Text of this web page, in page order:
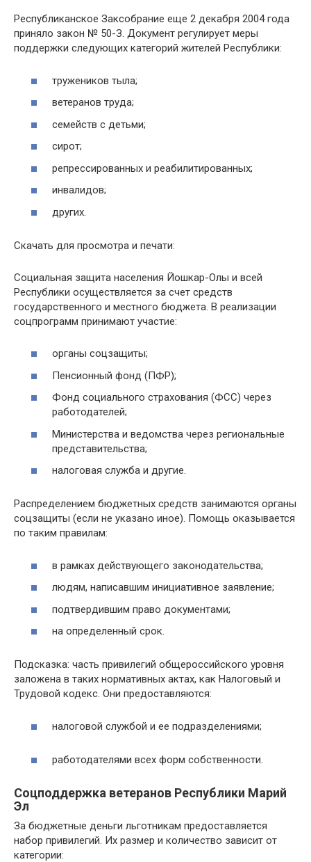
Республиканское Заксобрание еще 2 декабря 2004 года
приняло закон № 50-З. Документ регулирует меры
поддержки следующих категорий жителей Республики:
тружеников тыла;
ветеранов труда;
семейств с детьми;
сирот;
репрессированных и реабилитированных;
инвалидов;
других.
Скачать для просмотра и печати:
Социальная защита населения Йошкар-Олы и всей
Республики осуществляется за счет средств
государственного и местного бюджета. В реализации
соцпрограмм принимают участие:
органы соцзащиты;
Пенсионный фонд (ПФР);
Фонд социального страхования (ФСС) через
работодателей;
Министерства и ведомства через региональные
представительства;
налоговая служба и другие.
Распределением бюджетных средств занимаются органы
соцзащиты (если не указано иное). Помощь оказывается
по таким правилам:
в рамках действующего законодательства;
людям, написавшим инициативное заявление;
подтвердившим право документами;
на определенный срок.
Подсказка: часть привилегий общероссийского уровня
заложена в таких нормативных актах, как Налоговый и
Трудовой кодекс. Они предоставляются:
налоговой службой и ее подразделениями;
работодателями всех форм собственности.
Соцподдержка ветеранов Республики Марий
Эл
За бюджетные деньги льготникам предоставляется
набор привилегий. Их размер и количество зависит от
категории: